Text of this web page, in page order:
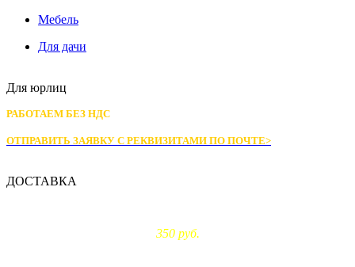
Мебель
Для дачи
Для юрлиц
РАБОТАЕМ БЕЗ НДС
ОТПРАВИТЬ ЗАЯВКУ С РЕКВИЗИТАМИ ПО ПОЧТЕ>
ДОСТАВКА
350 руб.